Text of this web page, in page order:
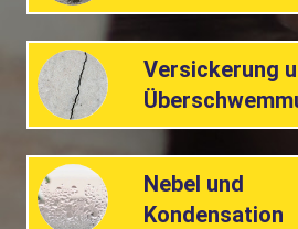
Versickerung
Nebel und
Kondensation